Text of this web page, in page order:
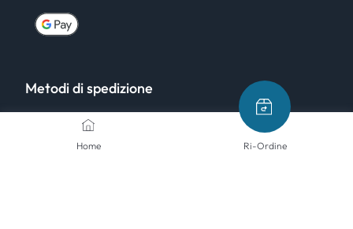
Home Ri-Ordine
Metodi di spedizione